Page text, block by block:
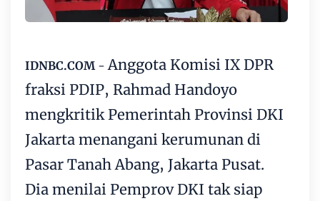
IDNBC.COM-Anggota Komisi IX DPR
fraksi PDIP, Rahmad Handoyo
mengkritik Pemerintah Provinsi DKI
Jakarta menangani kerumunan di
Pasar Tanah Abang, Jakarta Pusat.
Dia menilai Pemprov DKI tak siap